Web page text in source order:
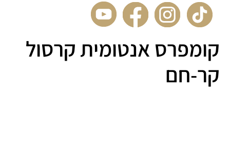
קומפרס אנטומית קרסול
קר-חם